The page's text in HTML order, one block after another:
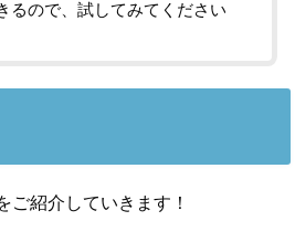
るので、試してみてください
ご紹介していきます！